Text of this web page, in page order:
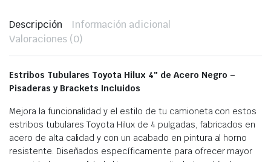
Descripción
Información adicional
Valoraciones (0)
Estribos Tubulares Toyota Hilux 4″ de Acero Negro –
Pisaderas y Brackets Incluidos
Mejora la funcionalidad y el estilo de tu camioneta con estos
estribos tubulares Toyota Hilux de 4 pulgadas, fabricados en
acero de alta calidad y con un acabado en pintura al horno
resistente. Diseñados específicamente para ofrecer mayor